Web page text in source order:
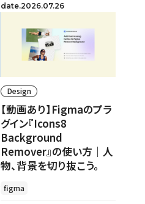
date.2026.07.26
Design
【動画あり】Figmaのプラ
グイン『Icons8
Background
Remover』の使い方｜人
物、背景を切り抜こう。
figma